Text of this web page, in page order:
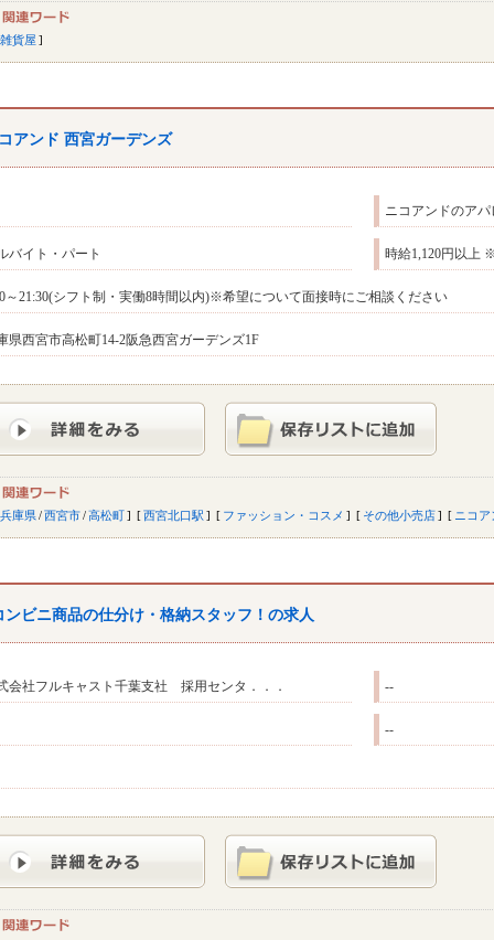
雑貨屋
アンド 西宮ガーデンズ
ニコアンドのア
バイト・パート 時給1,120円以上
～21:30(シフト制・実働8時間以内)※希望について面接時にご相談ください
県西宮市高松町14-2阪急西宮ガーデンズ1F
兵庫県/西宮市/高松町 西宮北口駅 ファッション・コスメ その他小売店 ニコア
ンビニ商品の仕分け・格納スタッフ！の求人
会社フルキャスト千葉支社 採用センタ．．． --
--